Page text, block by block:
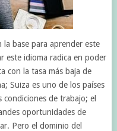
base para aprender este
este idioma radica en poder
con la tasa más baja de
Suiza es uno de los países
condiciones de trabajo; el
oportunidades de
Pero el dominio del